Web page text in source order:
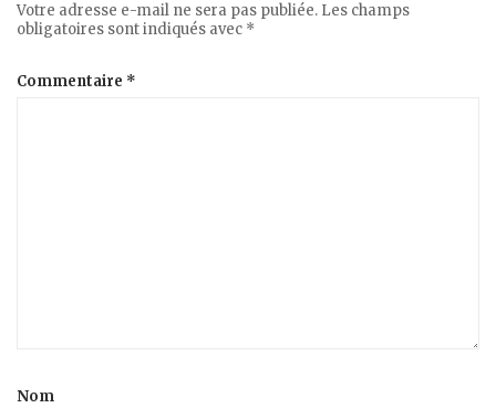
Votre adresse e-mail ne sera pas publiée. Les champs
obligatoires sont indiqués avec *
Commentaire *
Nom